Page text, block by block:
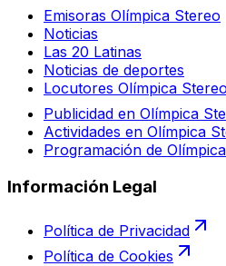
Emisoras Olímpica Stereo
Noticias
Las 20 Latinas
Noticias de deportes
Locutores Olímpica Stereo
Publicidad en Olímpica
Actividades en Olímpica
Programación de
Información Legal
Política de Privacidad
Política de Cookies